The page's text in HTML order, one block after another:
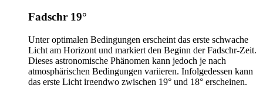
Fadschr 19°
Unter optimalen Bedingungen erscheint das erste schwache
Licht am Horizont und markiert den Beginn der Fadschr-Zeit.
Dieses astronomische Phänomen kann jedoch je nach
atmosphärischen Bedingungen variieren. Infolgedessen kann
das erste Licht irgendwo zwischen 19° und 18° erscheinen.